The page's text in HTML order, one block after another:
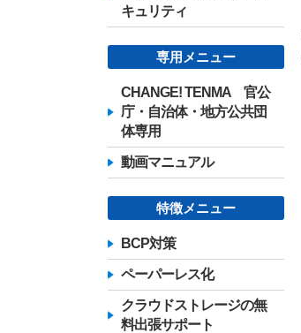
キュリティ
専用メニュー
CHANGE! TENMA 官公
庁・自治体・地方公共団
体専用
動画マニュアル
特徴メニュー
BCP対策
ペーパーレス化
クラウドストレージの無
料出張サポート